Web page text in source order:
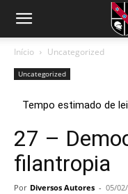
Início Uncategorized
Uncategorized
27 –
filantropia
Por Diversos Autores - 05/